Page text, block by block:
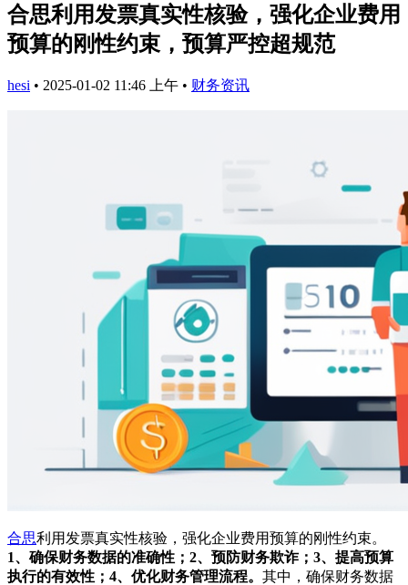
合思利用发票真实性核验，强化企业费用
预算的刚性约束，预算严控超规范
hesi • 2025-01-02 11:46 上午 • 财务资讯
合思利用发票真实性核验，强化企业费用预算的刚性约束。
1、确保财务数据的准确性；2、预防财务欺诈；3、提高预算
执行的有效性；4、优化财务管理流程。 其中，确保财务数据